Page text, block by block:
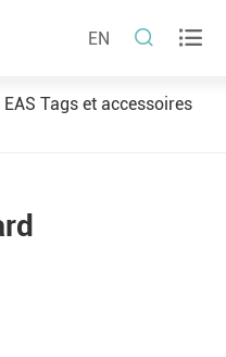
EN  
EAS Tags et accessoires